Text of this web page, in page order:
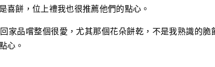
喜餅，位上禮我也很推薦他們的點心。
家品嚐整個很愛，尤其那個花朵餅乾，不是我熟識的脆
心。